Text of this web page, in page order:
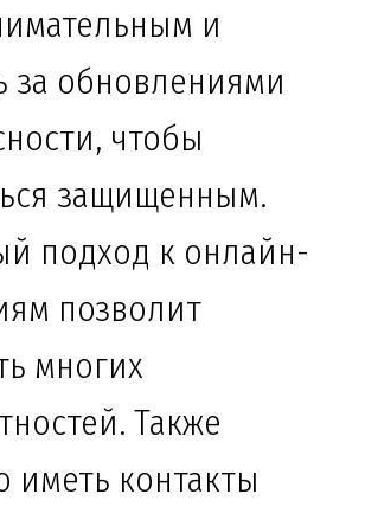
и
за обновлениями
чтобы
защищенным.
подход к онлайн-
позволит
многих
Также
иметь контакты